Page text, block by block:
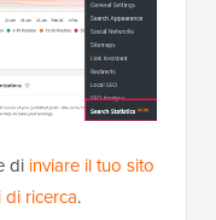
di inviare il tuo sito
ricerca.